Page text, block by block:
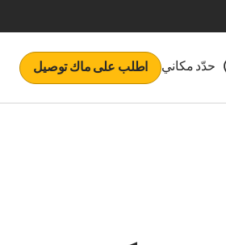
حدّد مكاني اطلب على ماك توصيل